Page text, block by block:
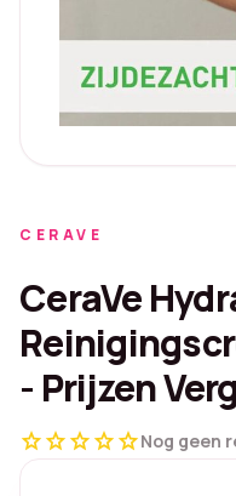
CERAVE
CeraVe
- Prijzen
starstarstarstarstarNog geen